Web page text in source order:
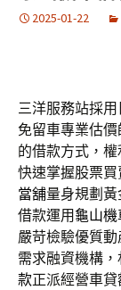
2025-01-22
三洋服務站採
免留車專業估
的借款方式，
快速掌握股票
當舖量身規劃
借款運用龜山
嚴苛檢驗優質
需求融資機構
款正派經營車